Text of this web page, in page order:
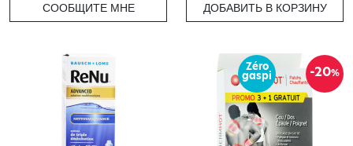
СООБЩИТЕ МНЕ ДОБАВИТЬ В КОРЗИНУ
-20%
Zéro
gaspi